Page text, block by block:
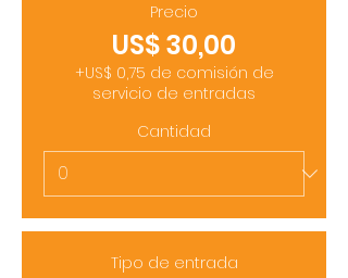
Precio
US$ 30,00
+US$ 0,75 de comisión de
servicio de entradas
Cantidad
Tipo de entrada